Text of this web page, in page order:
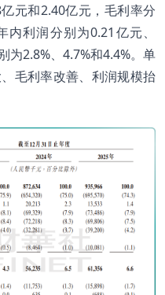
元和2.40亿元，毛利率分
内利润分别为0.21亿元、
为2.8%、4.7%和4.4%。单
毛利率改善、利润规模抬